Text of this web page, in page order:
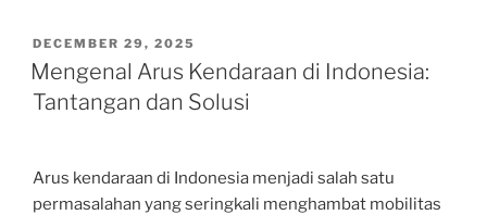
POSTED
ON
DECEMBER 29, 2025
Mengenal Arus Kendaraan di Indonesia:
Tantangan dan Solusi
Arus kendaraan di Indonesia menjadi salah satu
permasalahan yang seringkali menghambat mobilitas